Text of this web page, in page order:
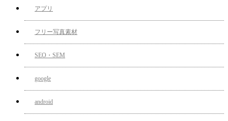
アプリ
フリー写真素材
SEO・SEM
google
android